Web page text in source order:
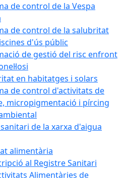
de control de la Vespa
de control de la salubritat
d'ús públic
de gestió del risc enfront
en habitatges i solars
de control d'activitats de
micropigmentació i pírcing
de la xarxa d'aigua
alimentària
al Registre Sanitari
Alimentàries de